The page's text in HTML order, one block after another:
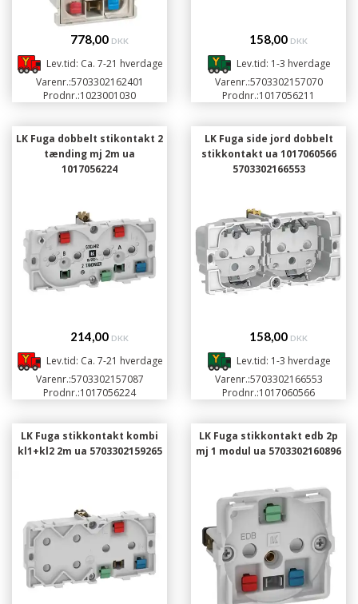
778,00 DKK
Lev.tid: Ca. 7-21 hverdage
Varenr.:5703302162401
Prodnr.:1023001030
158,00 DKK
Lev.tid: 1-3 hverdage
Varenr.:5703302157070
Prodnr.:1017056211
LK Fuga dobbelt stikontakt 2
tænding mj 2m ua
1017056224
214,00 DKK
Lev.tid: Ca. 7-21 hverdage
Varenr.:5703302157087
Prodnr.:1017056224
LK Fuga side jord dobbelt
stikkontakt ua 1017060566
5703302166553
158,00 DKK
Lev.tid: 1-3 hverdage
Varenr.:5703302166553
Prodnr.:1017060566
LK Fuga stikkontakt kombi
kl1+kl2 2m ua 5703302159265
LK Fuga stikkontakt edb 2p
mj 1 modul ua 5703302160896